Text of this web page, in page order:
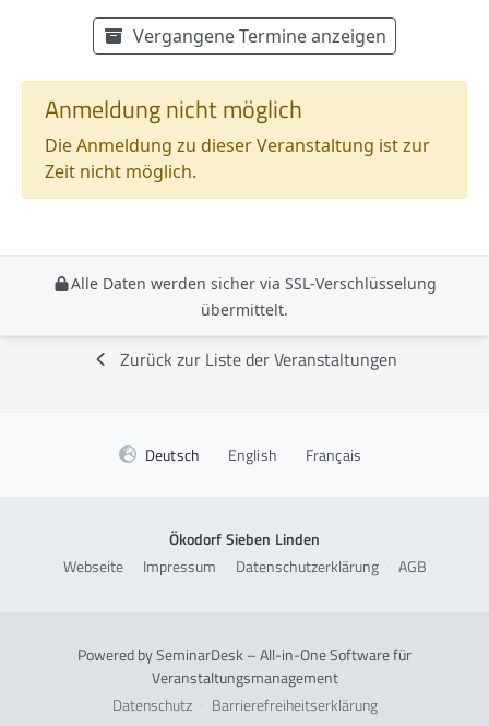
Termin auswählen:
Verfügbare TermineVergangene Termine anzeigen
Anmeldung nicht möglich
Die Anmeldung zu dieser Veranstaltung ist zur
Zeit nicht möglich.
Alle Daten werden sicher via SSL-Verschlüsselung
übermittelt.
Zurück zur Liste der Veranstaltungen
Deutsch · English · Français
Ökodorf Sieben Linden
Webseite
Impressum Datenschutzerklärung AGB
Powered by SeminarDesk – All-in-One Software für
Veranstaltungsmanagement
Datenschutz · Barrierefreiheitserklärung